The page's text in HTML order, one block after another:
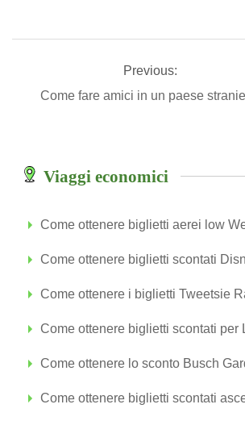
Previous:
Come fare amici in un paese
Viaggi economici
Come ottenere biglietti aerei low
Come ottenere biglietti scontati
Come ottenere i biglietti Tweetsie
Come ottenere biglietti scontati per
Come ottenere lo sconto Busch
Come ottenere biglietti scontati